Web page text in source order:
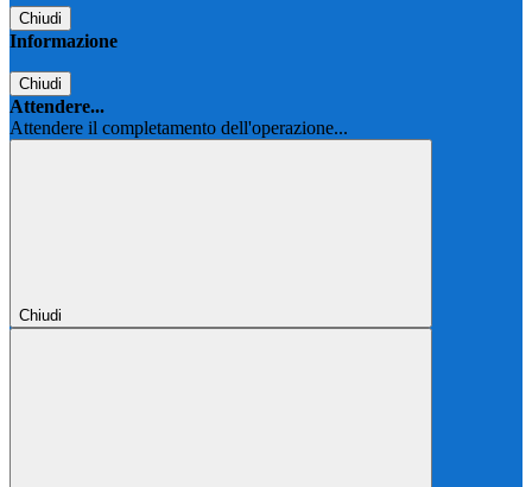
Chiudi
Informazione
Chiudi
Attendere...
Attendere il completamento dell'operazione...
Chiudi